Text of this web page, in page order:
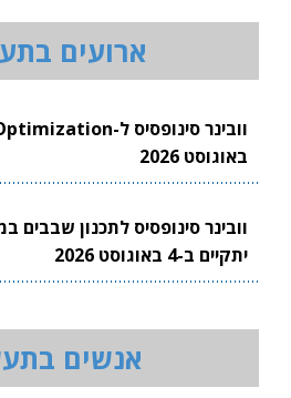
ארועים
באוגוסט 2026
יתקיים ב-4 באוגוסט 2026
אנשים